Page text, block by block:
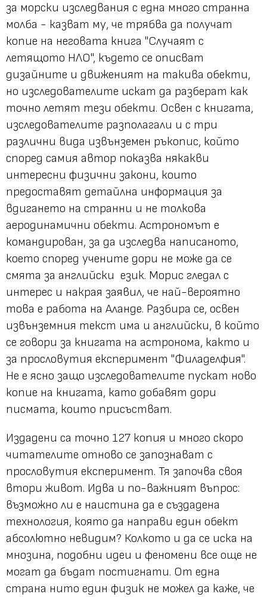
за морски изследвания с една много странна
молба - казват му, че трябва да получат
копие на неговата книга "Случаят с
летящото НЛО", където се описват
дизайните и движеният на такива обекти,
но изследователите искат да разберат как
точно летят тези обекти. Освен с книгата,
изследователите разполагали и с три
различни вида извънземен ръкопис, който
според самия автор показва някакви
интересни физични закони, които
предоставят детайлна информация за
вдигането на странни и не толкова
аеродинамични обекти. Астрономът е
командирован, за да изследва написаното,
което според учените дори не може да се
смята за английски език. Морис гледал с
интерес и накрая заявил, че най-вероятно
това е работа на Аланде. Разбира се, освен
извънземния текст има и английски, в който
се говори за книгата на астронома, както и
за прословутия експеримент "Филаделфия".
Не е ясно защо изследователите пускат ново
копие на книгата, като добавят дори
писмата, които присъстват.
Издадени са точно 127 копия и много скоро
читателите отново се запознават с
прословутия експеримент. Тя започва своя
втори живот. Идва и по-важният въпрос:
възможно ли е наистина да е създадена
технология, която да направи един обект
абсолютно невидим? Колкото и да се иска на
мнозина, подобни идеи и феномени все още не
могат да бъдат постигнати. От една
страна нито един физик не можел да каже, че